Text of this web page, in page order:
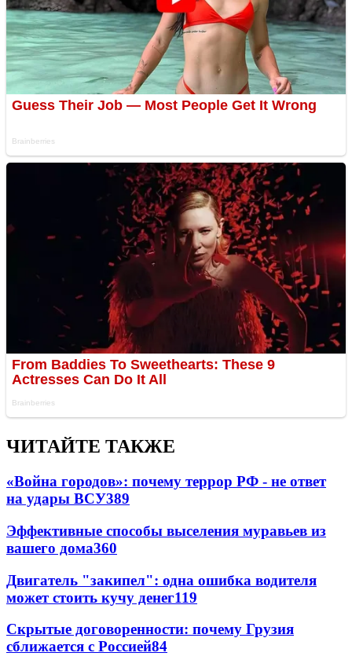
ЧИТАЙТЕ ТАКЖЕ
«Война городов»: почему террор РФ - не ответ
на удары ВСУ389
Эффективные способы выселения муравьев из
вашего дома360
Двигатель "закипел": одна ошибка водителя
может стоить кучу денег119
Скрытые договоренности: почему Грузия
сближается с Россией84